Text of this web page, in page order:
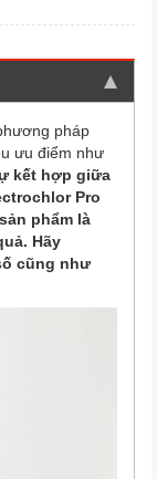
pháp
ưu điểm như
kết hợp giữa
Pro
phẩm là
Hãy
cũng như